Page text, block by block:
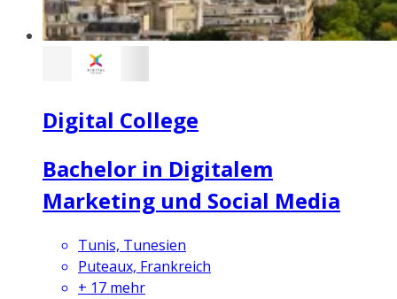
Digital College
Bachelor in Digitalem
Marketing und Social Media
Tunis, Tunesien
Puteaux, Frankreich
+ 17 mehr